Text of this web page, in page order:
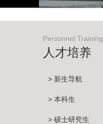
Personnel Training
人才培养
> 新生导航
> 本科生
> 硕士研究生